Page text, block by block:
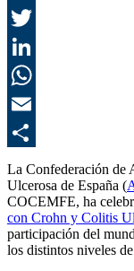
La Confederación de
Ulcerosa de España (
COCEMFE, ha
con Crohn y Colitis
participación del
los distintos niveles